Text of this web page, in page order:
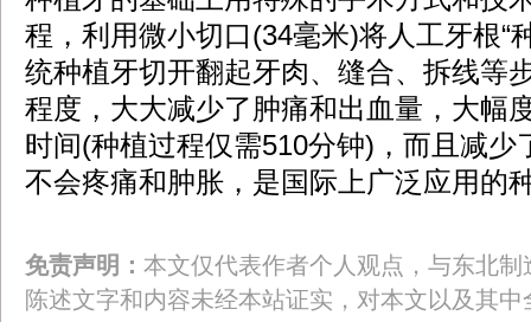
程，利用微小切口(34毫米)将人工牙根“
统种植牙切开翻起牙肉、缝合、拆线等
程度，大大减少了肿痛和出血量，大幅
时间(种植过程仅需510分钟)，而且减少
不会疼痛和肿胀，是国际上广泛应用的
免责声明： 本文仅代表作者个人观点，与东北
陈述文字和内容未经本站证实，对本文以及其